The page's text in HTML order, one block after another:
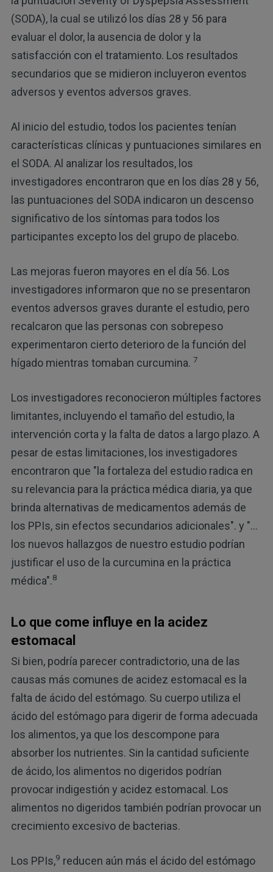
(SODA), la cual se utilizó los días 28 y 56 para
evaluar el dolor, la ausencia de dolor y la
satisfacción con el tratamiento. Los resultados
secundarios que se midieron incluyeron eventos
adversos y eventos adversos graves.
Al inicio del estudio, todos los pacientes tenían
características clínicas y puntuaciones similares en
el SODA. Al analizar los resultados, los
investigadores encontraron que en los días 28 y 56,
las puntuaciones del SODA indicaron un descenso
significativo de los síntomas para todos los
participantes excepto los del grupo de placebo.
Las mejoras fueron mayores en el día 56. Los
investigadores informaron que no se presentaron
eventos adversos graves durante el estudio, pero
recalcaron que las personas con sobrepeso
experimentaron cierto deterioro de la función del
hígado mientras tomaban curcumina. 7
Los investigadores reconocieron múltiples factores
limitantes, incluyendo el tamaño del estudio, la
intervención corta y la falta de datos a largo plazo. A
pesar de estas limitaciones, los investigadores
encontraron que "la fortaleza del estudio radica en
su relevancia para la práctica médica diaria, ya que
brinda alternativas de medicamentos además de
los PPIs, sin efectos secundarios adicionales". y "...
los nuevos hallazgos de nuestro estudio podrían
justificar el uso de la curcumina en la práctica
médica".8
Lo que come influye en la acidez
estomacal
Si bien, podría parecer contradictorio, una de las
causas más comunes de acidez estomacal es la
falta de ácido del estómago. Su cuerpo utiliza el
ácido del estómago para digerir de forma adecuada
los alimentos, ya que los descompone para
absorber los nutrientes. Sin la cantidad suficiente
de ácido, los alimentos no digeridos podrían
provocar indigestión y acidez estomacal. Los
alimentos no digeridos también podrían provocar un
crecimiento excesivo de bacterias.
Los PPIs,9 reducen aún más el ácido del estómago